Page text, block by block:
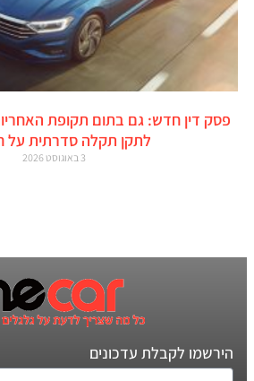
פסק דין חדש: גם בתום תקופת
לתקן תקלה סדרתית על
3 באוגוסט 2026
הירשמו לקבלת עדכונים